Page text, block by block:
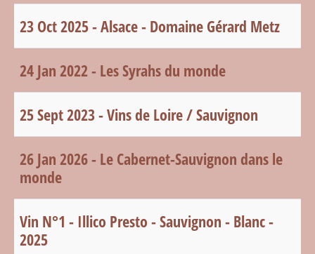
23 Oct 2025 - Alsace - Domaine Gérard Metz
24 Jan 2022 - Les Syrahs du monde
25 Sept 2023 - Vins de Loire / Sauvignon
26 Jan 2026 - Le Cabernet-Sauvignon dans le
monde
Vin N°1 - Illico Presto - Sauvignon - Blanc -
2025